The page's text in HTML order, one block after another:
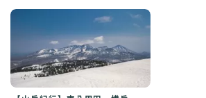
Japanese